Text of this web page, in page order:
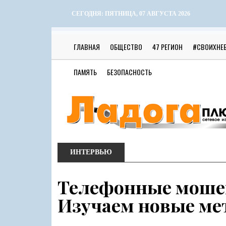
СЕГОДНЯ: ПЯТНИЦА, 07 АВГУСТА 2026
ГЛАВНАЯ ОБЩЕСТВО 47 РЕГИОН
ПАМЯТЬ БЕЗОПАСНОСТЬ
ИНТЕРВЬЮ
Телефонные
Изучаем новые